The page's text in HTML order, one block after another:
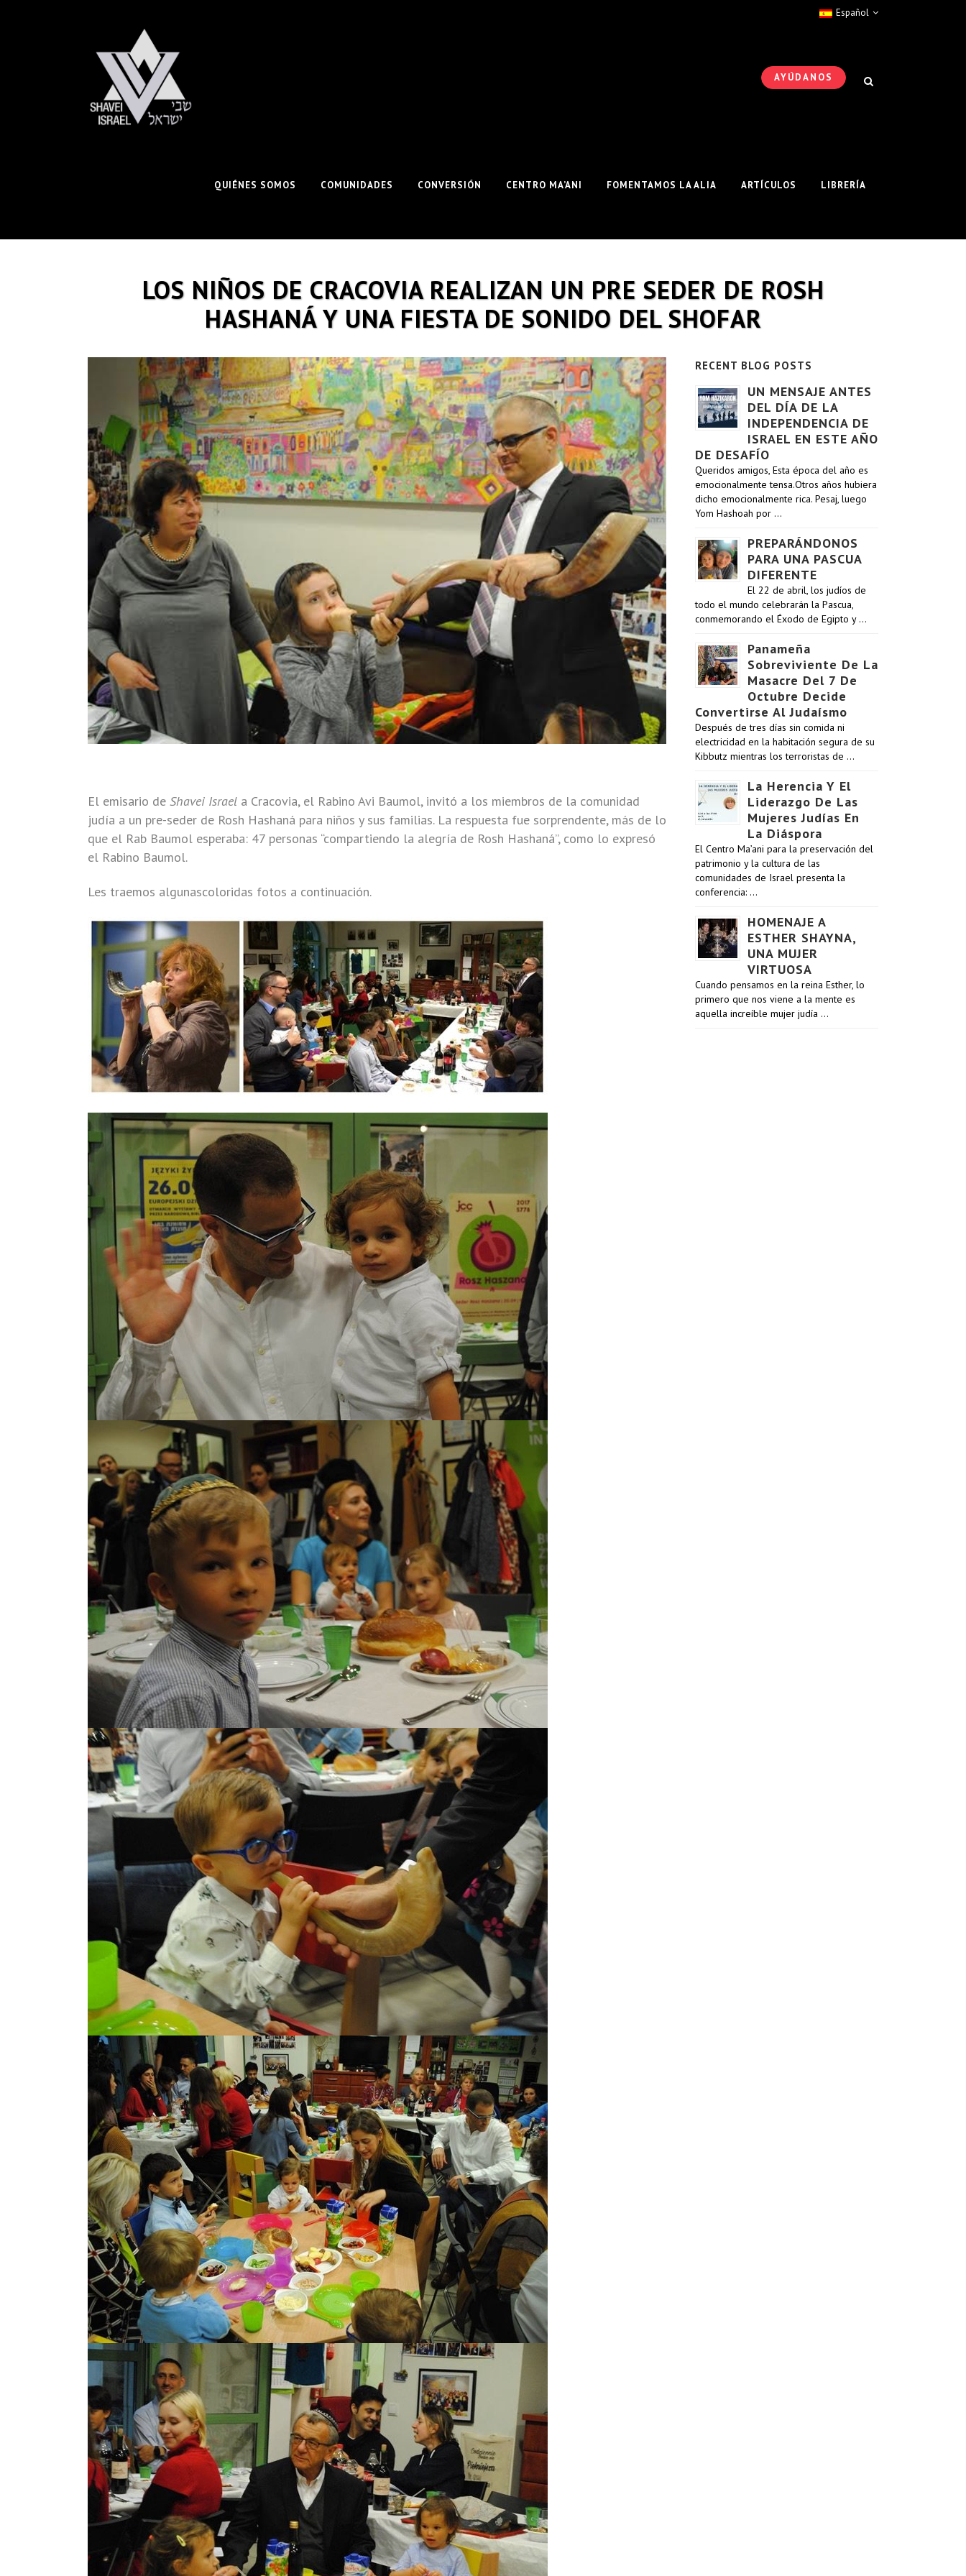
Español
AYÚDANOS
QUIÉNES SOMOS COMUNIDADES CONVERSIÓN CENTRO MA’ANI FOMENTAMOS LA ALIA ARTÍCULOS LIBRERÍA
LOS NIÑOS DE CRACOVIA REALIZAN UN PRE SEDER DE ROSH
HASHANÁ Y UNA FIESTA DE SONIDO DEL SHOFAR
El emisario de Shavei Israel a Cracovia, el Rabino Avi Baumol, invitó a los miembros de la comunidad
judía a un pre-seder de Rosh Hashaná para niños y sus familias. La respuesta fue sorprendente, más de lo
que el Rab Baumol esperaba: 47 personas “compartiendo la alegría de Rosh Hashaná”, como lo expresó
el Rabino Baumol.
Les traemos algunascoloridas fotos a continuación.
RECENT BLOG POSTS
UN MENSAJE ANTES
DEL DÍA DE LA
INDEPENDENCIA DE
ISRAEL EN ESTE AÑO
DE DESAFÍO
Queridos amigos, Esta época del año es
emocionalmente tensa.Otros años hubiera
dicho emocionalmente rica. Pesaj, luego
Yom Hashoah por …
PREPARÁNDONOS
PARA UNA PASCUA
DIFERENTE
El 22 de abril, los judíos de
todo el mundo celebrarán la Pascua,
conmemorando el Éxodo de Egipto y …
Panameña
Sobreviviente De La
Masacre Del 7 De
Octubre Decide
Convertirse Al Judaísmo
Después de tres días sin comida ni
electricidad en la habitación segura de su
Kibbutz mientras los terroristas de …
La Herencia Y El
Liderazgo De Las
Mujeres Judías En
La Diáspora
El Centro Ma’ani para la preservación del
patrimonio y la cultura de las
comunidades de Israel presenta la
conferencia: …
HOMENAJE A
ESTHER SHAYNA,
UNA MUJER
VIRTUOSA
Cuando pensamos en la reina Esther, lo
primero que nos viene a la mente es
aquella increíble mujer judía …